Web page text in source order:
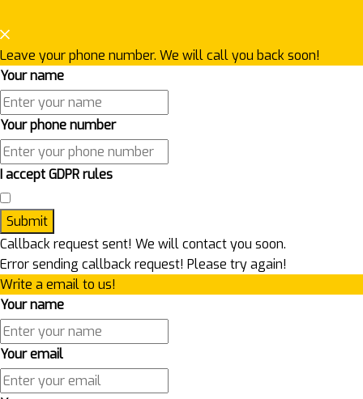
Leave your phone number. We will call you back soon!
Your name
Your phone number
I accept GDPR rules
Submit
Callback request sent! We will contact you soon.
Error sending callback request! Please try again!
Write a email to us!
Your name
Your email